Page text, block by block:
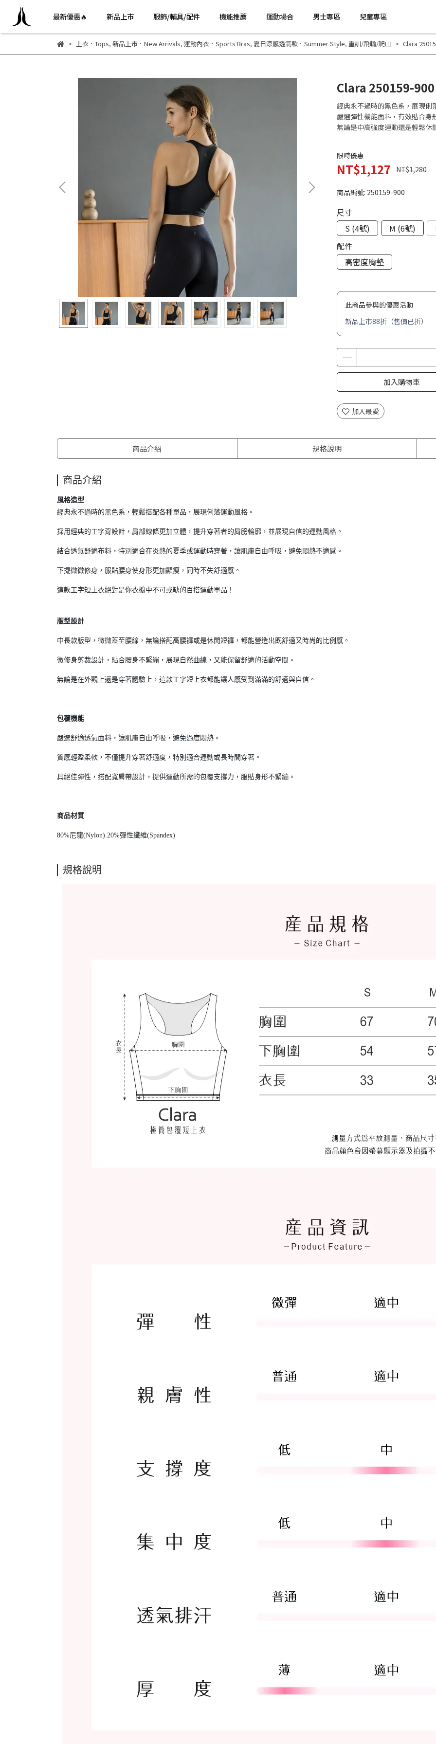
最新優惠🔥 新品上市 服飾/輔具/配件 機能推薦 運動場合 男士專區 兒童專區
上衣．Tops, 新品上市．New Arrivals, 運動內衣．Sports Bras, 夏日涼感透氣款．Summer Style, 重訓/飛輪/爬山 Clara
Clara 250159-
經典永不過時的黑色系，展現
嚴選彈性機能面料，有效貼合
無論是中高強度運動還是輕鬆休
限時優惠
NT$1,127 NT$1,280
商品編號: 250159-900
尺寸
S (4號)
M (6號)
配件
高密度胸墊
此商品參與的優惠活動
新品上市88折（售價已折）
加入購物車
加入最愛
商品介紹 規格說明
商品介紹
風格造型
經典永不過時的黑色系，輕鬆搭配各種單品，展現俐落運動風格。
採用經典的工字背設計，肩部線條更加立體，提升穿著者的肩膀輪廓，並展現自信的運動風格。
結合透氣舒適布料，特別適合在炎熱的夏季或運動時穿著，讓肌膚自由呼吸，避免悶熱不適感。
下擺微微修身，服貼腰身使身形更加顯瘦，同時不失舒適感。
這款工字短上衣絕對是你衣櫥中不可或缺的百搭運動單品！
版型設計
中長款版型，微微蓋至腰線，無論搭配高腰褲或是休閒短褲，都能營造出既舒適又時尚的比例感。
微修身剪裁設計，貼合腰身不緊繃，展現自然曲線，又能保留舒適的活動空間。
無論是在外觀上還是穿著體驗上，這款工字短上衣都能讓人感受到滿滿的舒適與自信。
包覆機能
嚴選舒適透氣面料，讓肌膚自由呼吸，避免過度悶熱。
質感輕盈柔軟，不僅提升穿著舒適度，特別適合運動或長時間穿著。
具絕佳彈性，搭配寬肩帶設計，提供運動所需的包覆支撐力，服貼身形不緊繃。
商品材質
80%尼龍(Nylon).20%彈性纖維(Spandex)
規格說明